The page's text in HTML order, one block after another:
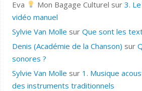
Eva
Mon Bagage Culturel sur 3.
vidéo manuel
Sylvie Van Molle sur Que sont les
Denis (Académie de la Chanson) sur
sonores ?
Sylvie Van Molle sur 1. Musique
des instruments traditionnels